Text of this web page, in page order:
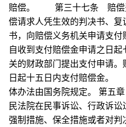
赔偿。 第三十七条 赔偿
偿请求人凭生效的判决书、
书，向赔偿义务机关申请
自收到支付赔偿金申请之日
关的财政部门提出支付申请
日起十五日内支付赔偿金
体办法由国务院规定。 第
民法院在民事诉讼、行政诉
强制措施、保全措施或者对